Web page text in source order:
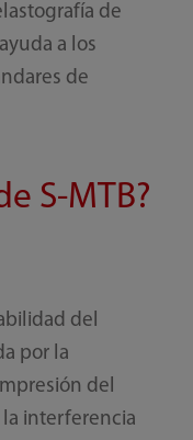
de
a los
de
S-MTB?
del
por la
del
interferencia